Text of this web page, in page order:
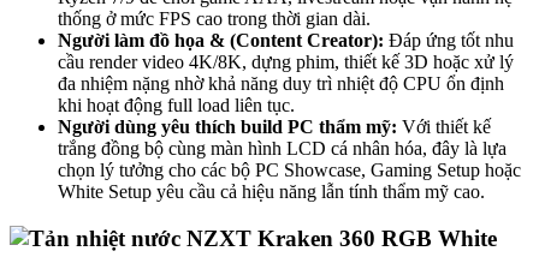
thống ở mức FPS cao trong thời gian dài.
Người làm đồ họa & (Content Creator): Đáp ứng tốt nhu
cầu render video 4K/8K, dựng phim, thiết kế 3D hoặc xử lý
đa nhiệm nặng nhờ khả năng duy trì nhiệt độ CPU ổn định
khi hoạt động full load liên tục.
Người dùng yêu thích build PC thẩm mỹ: Với thiết kế
trắng đồng bộ cùng màn hình LCD cá nhân hóa, đây là lựa
chọn lý tưởng cho các bộ PC Showcase, Gaming Setup hoặc
White Setup yêu cầu cả hiệu năng lẫn tính thẩm mỹ cao.